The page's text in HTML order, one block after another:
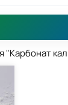
"Карбонат